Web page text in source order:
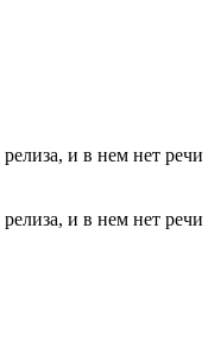
и в нем нет речи
и в нем нет речи